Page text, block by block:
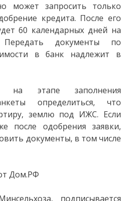
может запросить только
кредита. После его
60 календарных дней на
документы по
в банк надлежит в
на этапе заполнения
определиться, что
землю под ИЖС. Если
после одобрения заявки,
документы, в том числе
подписывается